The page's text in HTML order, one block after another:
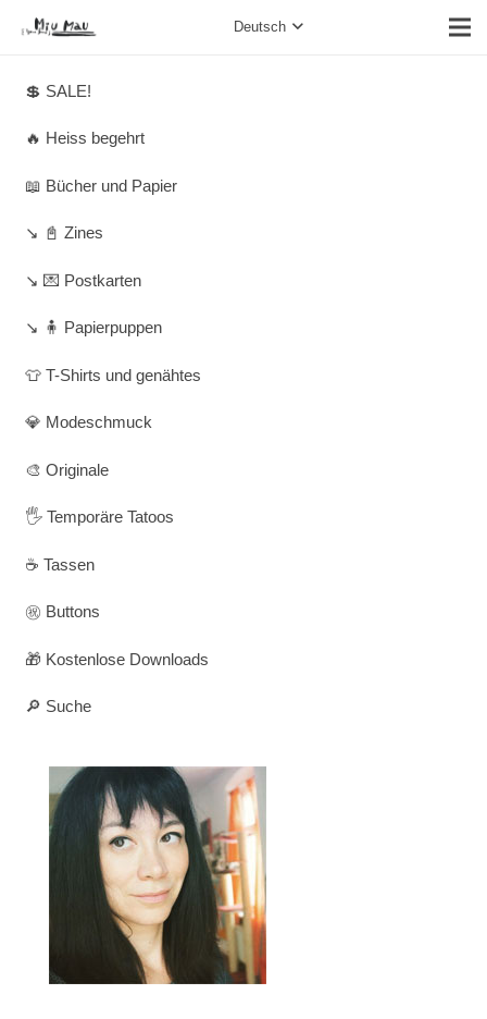
Deutsch
💲 SALE!
🔥 Heiss begehrt
📖 Bücher und Papier
↘️ 📓 Zines
↘️ 💌 Postkarten
↘️ 🧍 Papierpuppen
👕 T-Shirts und genähtes
💎 Modeschmuck
🎨 Originale
🖐️ Temporäre Tatoos
☕ Tassen
㊗️ Buttons
🎁 Kostenlose Downloads
🔎 Suche